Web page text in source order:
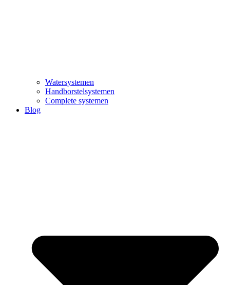
Watersystemen
Handborstelsystemen
Complete systemen
Blog